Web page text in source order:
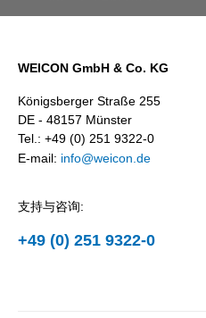
WEICON GmbH & Co. KG
Königsberger Straße 255
DE - 48157 Münster
Tel.: +49 (0) 251 9322-0
E-mail: info@weicon.de
支持与咨询:
+49 (0) 251 9322-0